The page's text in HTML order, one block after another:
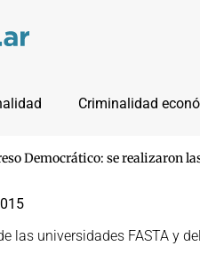
Criminalidad
Democrático: se realizaron
las universidades FASTA y